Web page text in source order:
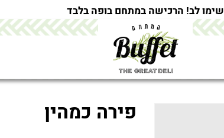
שימו לב! הרכישה במתחם בופה בלבד
פירה כמהין